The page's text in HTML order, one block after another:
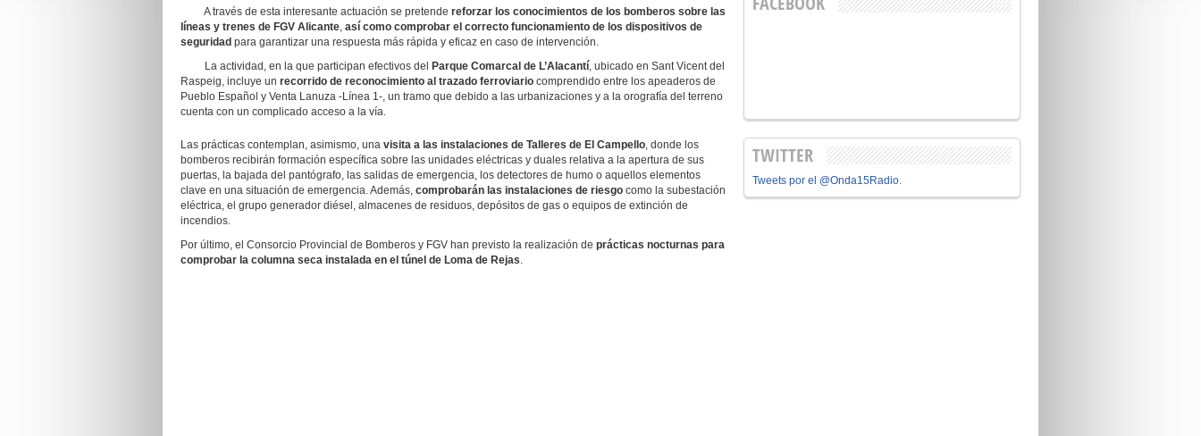
A través de esta interesante actuación se pretende reforzar los conocimientos de los bomberos sobre las
líneas y trenes de FGV Alicante, así como comprobar el correcto funcionamiento de los dispositivos de
seguridad para garantizar una respuesta más rápida y eficaz en caso de intervención.
La actividad, en la que participan efectivos del
Parque Comarcal de L’Alacantí, ubicado en Sant Vicent del
Raspeig, incluye un recorrido de reconocimiento al trazado ferroviario comprendido entre los apeaderos de
Pueblo Español y Venta Lanuza -Línea 1-, un tramo que debido a las urbanizaciones y a la orografía del terreno
cuenta con un complicado acceso a la vía.
Las prácticas contemplan, asimismo, una visita a las instalaciones de Talleres de El Campello, donde los
bomberos recibirán formación específica sobre las unidades eléctricas y duales relativa a la apertura de sus
puertas, la bajada del pantógrafo, las salidas de emergencia, los detectores de humo o aquellos elementos
clave en una situación de emergencia. Además, comprobarán las instalaciones de riesgo como la subestación
eléctrica, el grupo generador diésel, almacenes de residuos, depósitos de gas o equipos de extinción de
incendios.
Por último, el Consorcio Provincial de Bomberos y FGV han previsto la realización de prácticas nocturnas para
comprobar la columna seca instalada en el túnel de Loma de Rejas.
TWITTER
Tweets por el @Onda15Radio.